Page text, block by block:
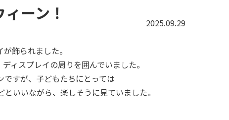
ーン！ 2025.09.29
飾られました。
ィスプレイの周りを囲んでいました。
すが、子どもたちにとっては
いいながら、楽しそうに見ていました。